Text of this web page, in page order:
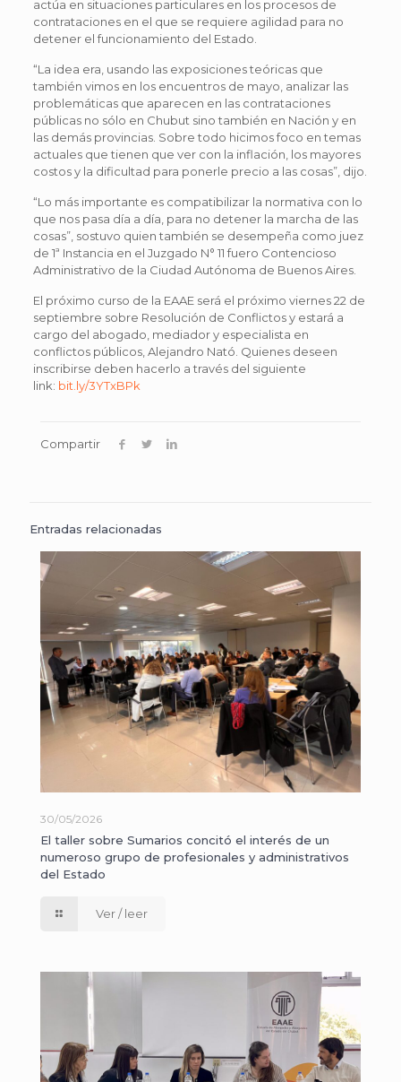
actúa en situaciones particulares en los procesos de
contrataciones en el que se requiere agilidad para no
detener el funcionamiento del Estado.
“La idea era, usando las exposiciones teóricas que
también vimos en los encuentros de mayo, analizar las
problemáticas que aparecen en las contrataciones
públicas no sólo en Chubut sino también en Nación y en
las demás provincias. Sobre todo hicimos foco en temas
actuales que tienen que ver con la inflación, los mayores
costos y la dificultad para ponerle precio a las cosas”, dijo.
“Lo más importante es compatibilizar la normativa con lo
que nos pasa día a día, para no detener la marcha de las
cosas”, sostuvo quien también se desempeña como juez
de 1ª Instancia en el Juzgado N° 11 fuero Contencioso
Administrativo de la Ciudad Autónoma de Buenos Aires.
El próximo curso de la EAAE será el próximo viernes 22 de
septiembre sobre Resolución de Conflictos y estará a
cargo del abogado, mediador y especialista en
conflictos públicos, Alejandro Nató. Quienes deseen
inscribirse deben hacerlo a través del siguiente
link: bit.ly/3YTxBPk
Compartir
Entradas relacionadas
30/05/2026
El taller sobre Sumarios concitó el interés de un
numeroso grupo de profesionales y administrativos
del Estado
Ver / leer